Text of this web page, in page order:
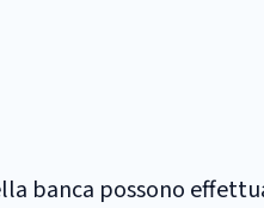
banca possono